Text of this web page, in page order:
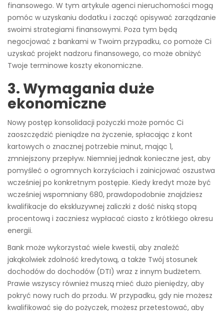
finansowego. W tym artykule agenci nieruchomości mogą
pomóc w uzyskaniu dodatku i zacząć opisywać zarządzanie
swoimi strategiami finansowymi. Poza tym będą
negocjować z bankami w Twoim przypadku, co pomoże Ci
uzyskać projekt nadzoru finansowego, co może obniżyć
Twoje terminowe koszty ekonomiczne.
3. Wymagania duże
ekonomiczne
Nowy postęp konsolidacji pożyczki może pomóc Ci
zaoszczędzić pieniądze na życzenie, spłacając z kont
kartowych o znacznej potrzebie minut, mając 1,
zmniejszony przepływ. Niemniej jednak konieczne jest, aby
pomyśleć o ogromnych korzyściach i zainicjować oszustwa
wcześniej po konkretnym postępie. Kiedy kredyt może być
wcześniej wspomniany 680, prawdopodobnie znajdziesz
kwalifikacje do ekskluzywnej zaliczki z dość niską stopą
procentową i zaczniesz wypłacać ciasto z krótkiego okresu
energii.
Bank może wykorzystać wiele kwestii, aby znaleźć
jakąkolwiek zdolność kredytową, a także Twój stosunek
dochodów do dochodów (DTI) wraz z innym budżetem.
Prawie wszyscy również muszą mieć dużo pieniędzy, aby
pokryć nowy ruch do przodu. W przypadku, gdy nie możesz
kwalifikować się do pożyczek, możesz przetestować, aby